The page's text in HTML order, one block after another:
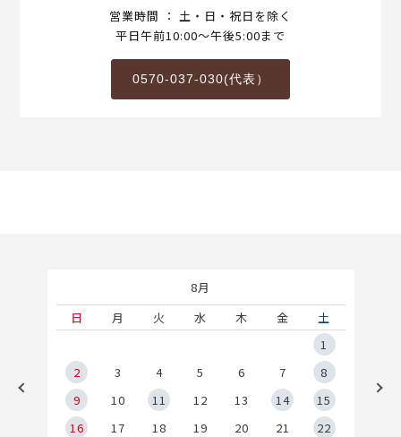
営業時間 ： 土・日・祝日を除く
平日午前10:00～午後5:00まで
0570-037-030(代表）
8月
日
月 火 水 木 金
土
1
2
3 4 5 6 7
8
9
10 11 12 13 14
15
16
17 18 19 20 21
22